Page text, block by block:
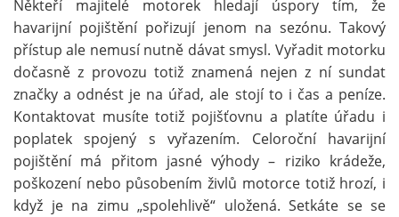
Někteří majitelé motorek hledají úspory tím, že
havarijní pojištění pořizují jenom na sezónu. Takový
přístup ale nemusí nutně dávat smysl. Vyřadit motorku
dočasně z provozu totiž znamená nejen z ní sundat
značky a odnést je na úřad, ale stojí to i čas a peníze.
Kontaktovat musíte totiž pojišťovnu a platíte úřadu i
poplatek spojený s vyřazením. Celoroční havarijní
pojištění má přitom jasné výhody – riziko krádeže,
poškození nebo působením živlů motorce totiž hrozí, i
když je na zimu „spolehlivě“ uložená. Setkáte se se